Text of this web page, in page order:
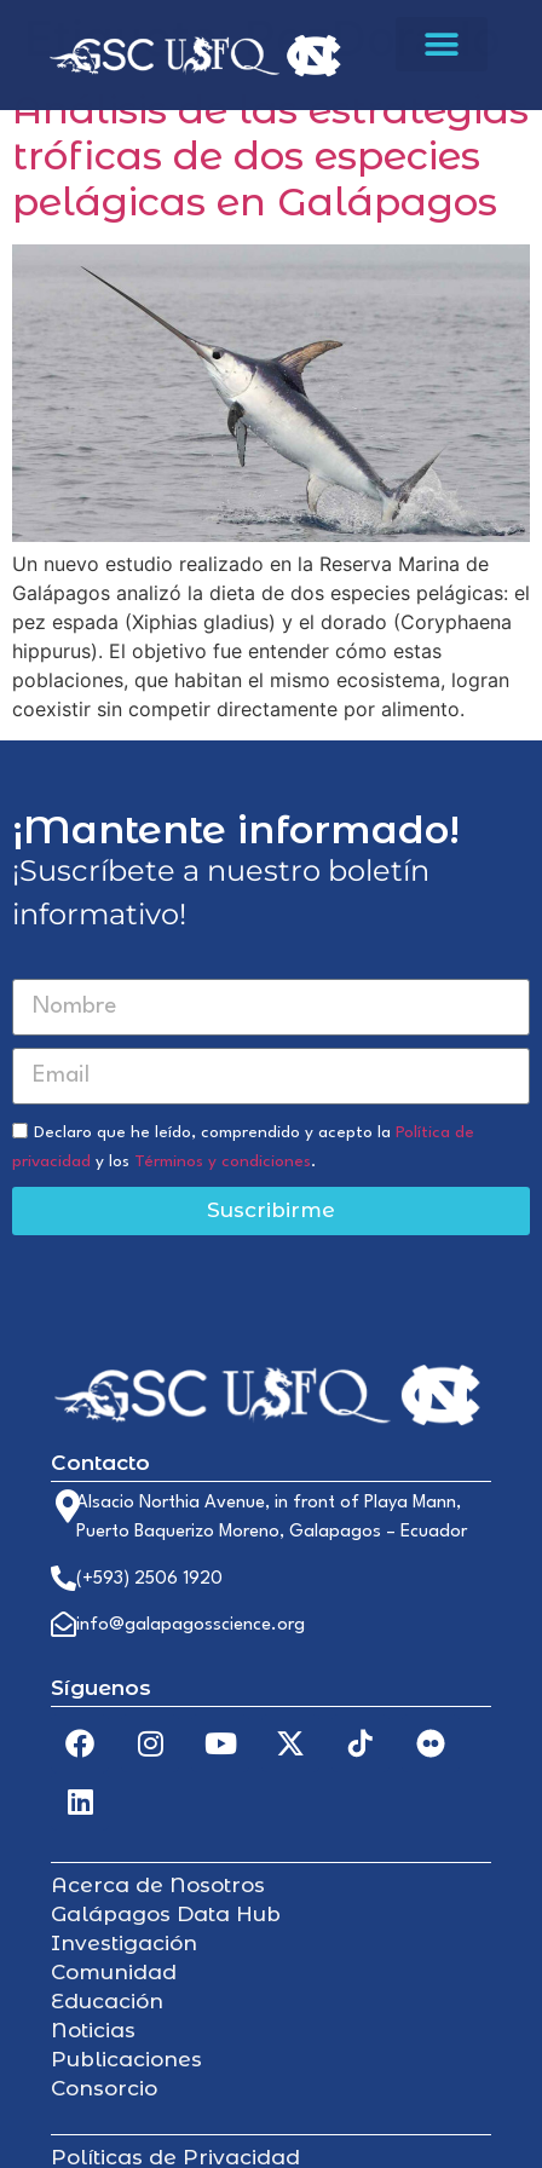
Etiqueta:PezDorado
Análisis de las estrategias
tróficas de dos especies
pelágicas en Galápagos
Un nuevo estudio realizado en la Reserva Marina de
Galápagos analizó la dieta de dos especies pelágicas: el
pez espada (Xiphias gladius) y el dorado (Coryphaena
hippurus). El objetivo fue entender cómo estas
poblaciones, que habitan el mismo ecosistema, logran
coexistir sin competir directamente por alimento.
¡Mantente informado!
¡Suscríbete a nuestro boletín
informativo!
Declaro que he leído, comprendido y acepto la Política de
privacidad y los Términos y condiciones.
Suscribirme
Contacto
Alsacio Northia Avenue, in front of Playa Mann,
Puerto Baquerizo Moreno, Galapagos – Ecuador
(+593) 2506 1920
info@galapagosscience.org
Síguenos
Acerca de Nosotros
Galápagos Data Hub
Investigación
Comunidad
Educación
Noticias
Publicaciones
Consorcio
Políticas de Privacidad